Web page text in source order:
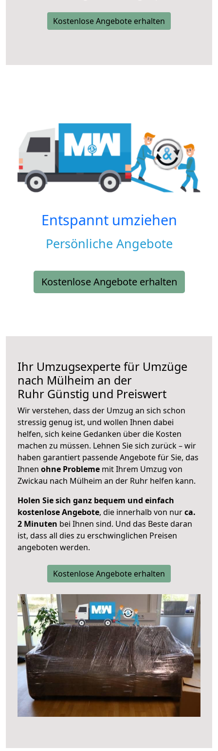
Kostenlose Angebote erhalten
Entspannt umziehen
Persönliche Angebote
Kostenlose Angebote erhalten
Ihr Umzugsexperte für Umzüge
nach Mülheim an der
Ruhr Günstig und Preiswert
Wir verstehen, dass der Umzug an sich schon
stressig genug ist, und wollen Ihnen dabei
helfen, sich keine Gedanken über die Kosten
machen zu müssen. Lehnen Sie sich zurück – wir
haben garantiert passende Angebote für Sie, das
Ihnen ohne Probleme mit Ihrem Umzug von
Zwickau nach Mülheim an der Ruhr helfen kann.
Holen Sie sich ganz bequem und einfach
kostenlose Angebote, die innerhalb von nurca.
2 Minuten bei Ihnen sind. Und das Beste daran
ist, dass all dies zu erschwinglichen Preisen
angeboten werden.
Kostenlose Angebote erhalten